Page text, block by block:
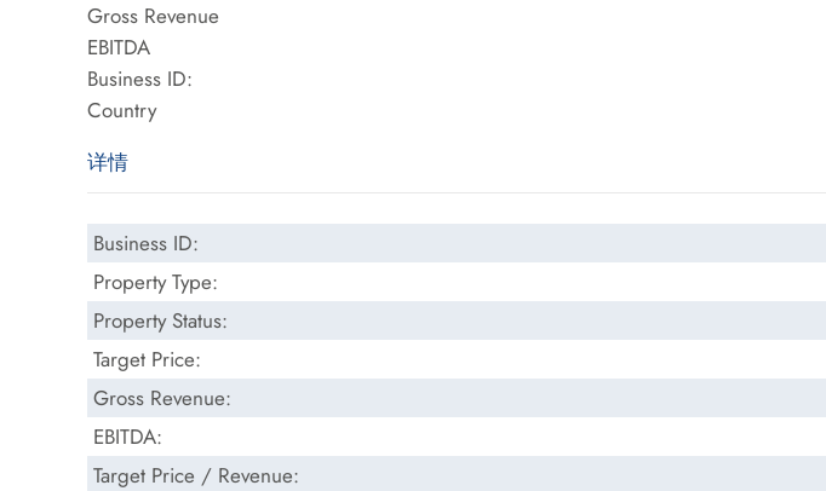
Gross Revenue
EBITDA
Business ID:
Country
详情
Business ID:
Property Type:
Property Status:
Target Price:
Gross Revenue:
EBITDA:
Target Price / Revenue: